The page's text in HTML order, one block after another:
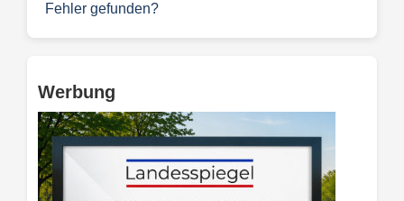
Fehler gefunden?
Werbung